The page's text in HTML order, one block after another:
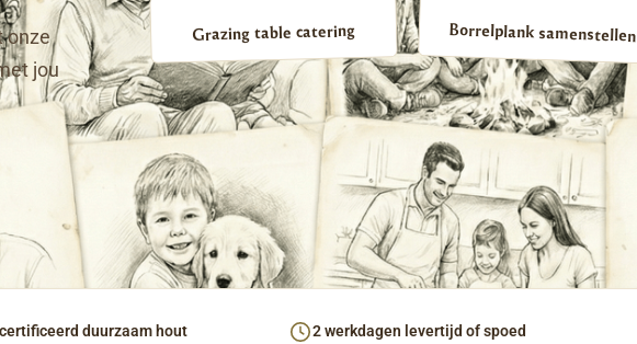
onze
jou
Grazing table catering Borrelplank samenstellen
duurzaam hout 2 werkdagen levertijd of spoed